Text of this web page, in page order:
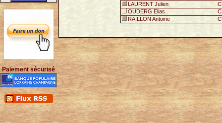
Paiement sécurisé
LAURENT Julien
OUDERG Elias
RAILLON Antoine